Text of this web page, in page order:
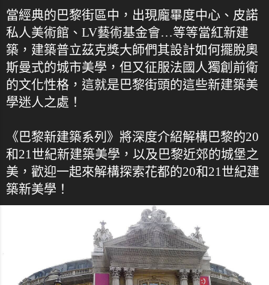
當經典的巴黎街區中，出現龐畢度中心、皮諾
私人美術館、LV藝術基金會…等等當紅新建
築，建築普立茲克獎大師們其設計如何擺脫奧
斯曼式的城市美學，但又征服法國人獨創前衛
的文化性格，這就是巴黎街頭的這些新建築美
學迷人之處！
《巴黎新建築系列》將深度介紹解構巴黎的20
和21世紀新建築美學，以及巴黎近郊的城堡之
美，歡迎一起來解構探索花都的20和21世紀建
築新美學！